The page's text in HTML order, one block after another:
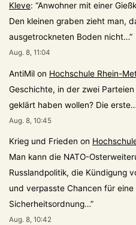
Kleve: “Anwohner mit einer
Den kleinen graben zieht man,
ausgetrockneten Boden nicht…”
Aug. 8, 11:04
AntiMil on Hochschule Rhein-
Geschichte, in der zwei
geklärt haben wollen? Die erste…
Aug. 8, 10:45
Krieg und Frieden on
Man kann die NATO-
Russlandpolitik, die Kündigung
und verpasste Chancen für
Sicherheitsordnung…”
Aug. 8, 10:42